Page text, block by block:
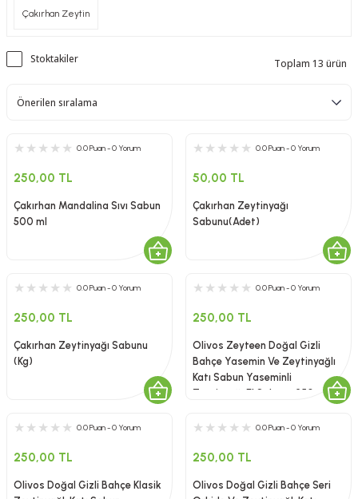
Çakırhan Zeytin
Stoktakiler Toplam 13 ürün
0.0 Puan - 0 Yorum
250,00 TL
Çakırhan Mandalina Sıvı Sabun
500 ml
0.0 Puan - 0 Yorum
50,00 TL
Çakırhan Zeytinyağı
Sabunu(Adet)
0.0 Puan - 0 Yorum
250,00 TL
Çakırhan Zeytinyağı Sabunu
(Kg)
0.0 Puan - 0 Yorum
250,00 TL
Olivos Zeyteen Doğal Gizli
Bahçe Yasemin Ve Zeytinyağlı
Katı Sabun Yaseminli
Zeytinyağı El Sabunu 250 gr
0.0 Puan - 0 Yorum
250,00 TL
Olivos Doğal Gizli Bahçe Klasik
0.0 Puan - 0 Yorum
250,00 TL
Olivos Doğal Gizli Bahçe Seri